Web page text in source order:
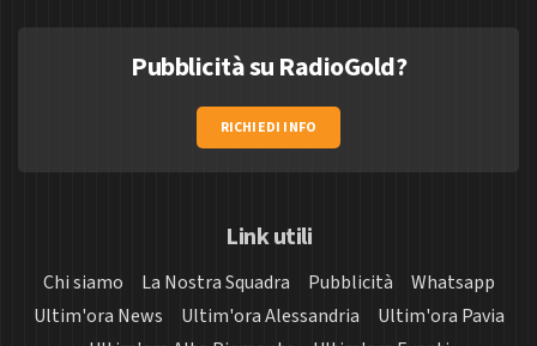
Pubblicità su RadioGold?
RICHIEDI INFO
Link utili
Chi siamo La Nostra Squadra Pubblicità
Whatsapp
Ultim'ora News
Ultim'ora Alessandria
Ultim'ora Pavia